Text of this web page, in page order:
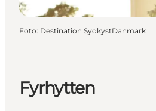
Foto: Destination SydkystDanmark
Fyrhytten